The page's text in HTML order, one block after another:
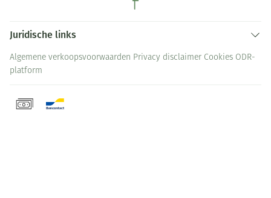
Juridische links
Algemene verkoopsvoorwaarden Privacy disclaimer Cookies ODR-
platform